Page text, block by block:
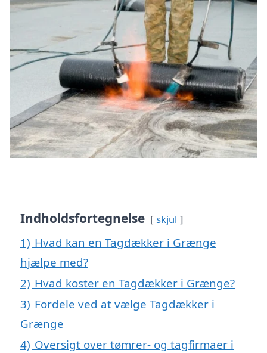
Indholdsfortegnelse skjul
1) Hvad kan en Tagdækker i Grænge
hjælpe med?
2) Hvad koster en Tagdækker i Grænge?
3) Fordele ved at vælge Tagdækker i
Grænge
4) Oversigt over tømrer- og tagfirmaer i